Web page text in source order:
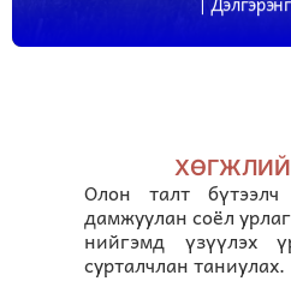
Олон талт бүтээлч
дамжуулан соёл
нийгэмд үзүүлэх
сурталчлан таниулах.